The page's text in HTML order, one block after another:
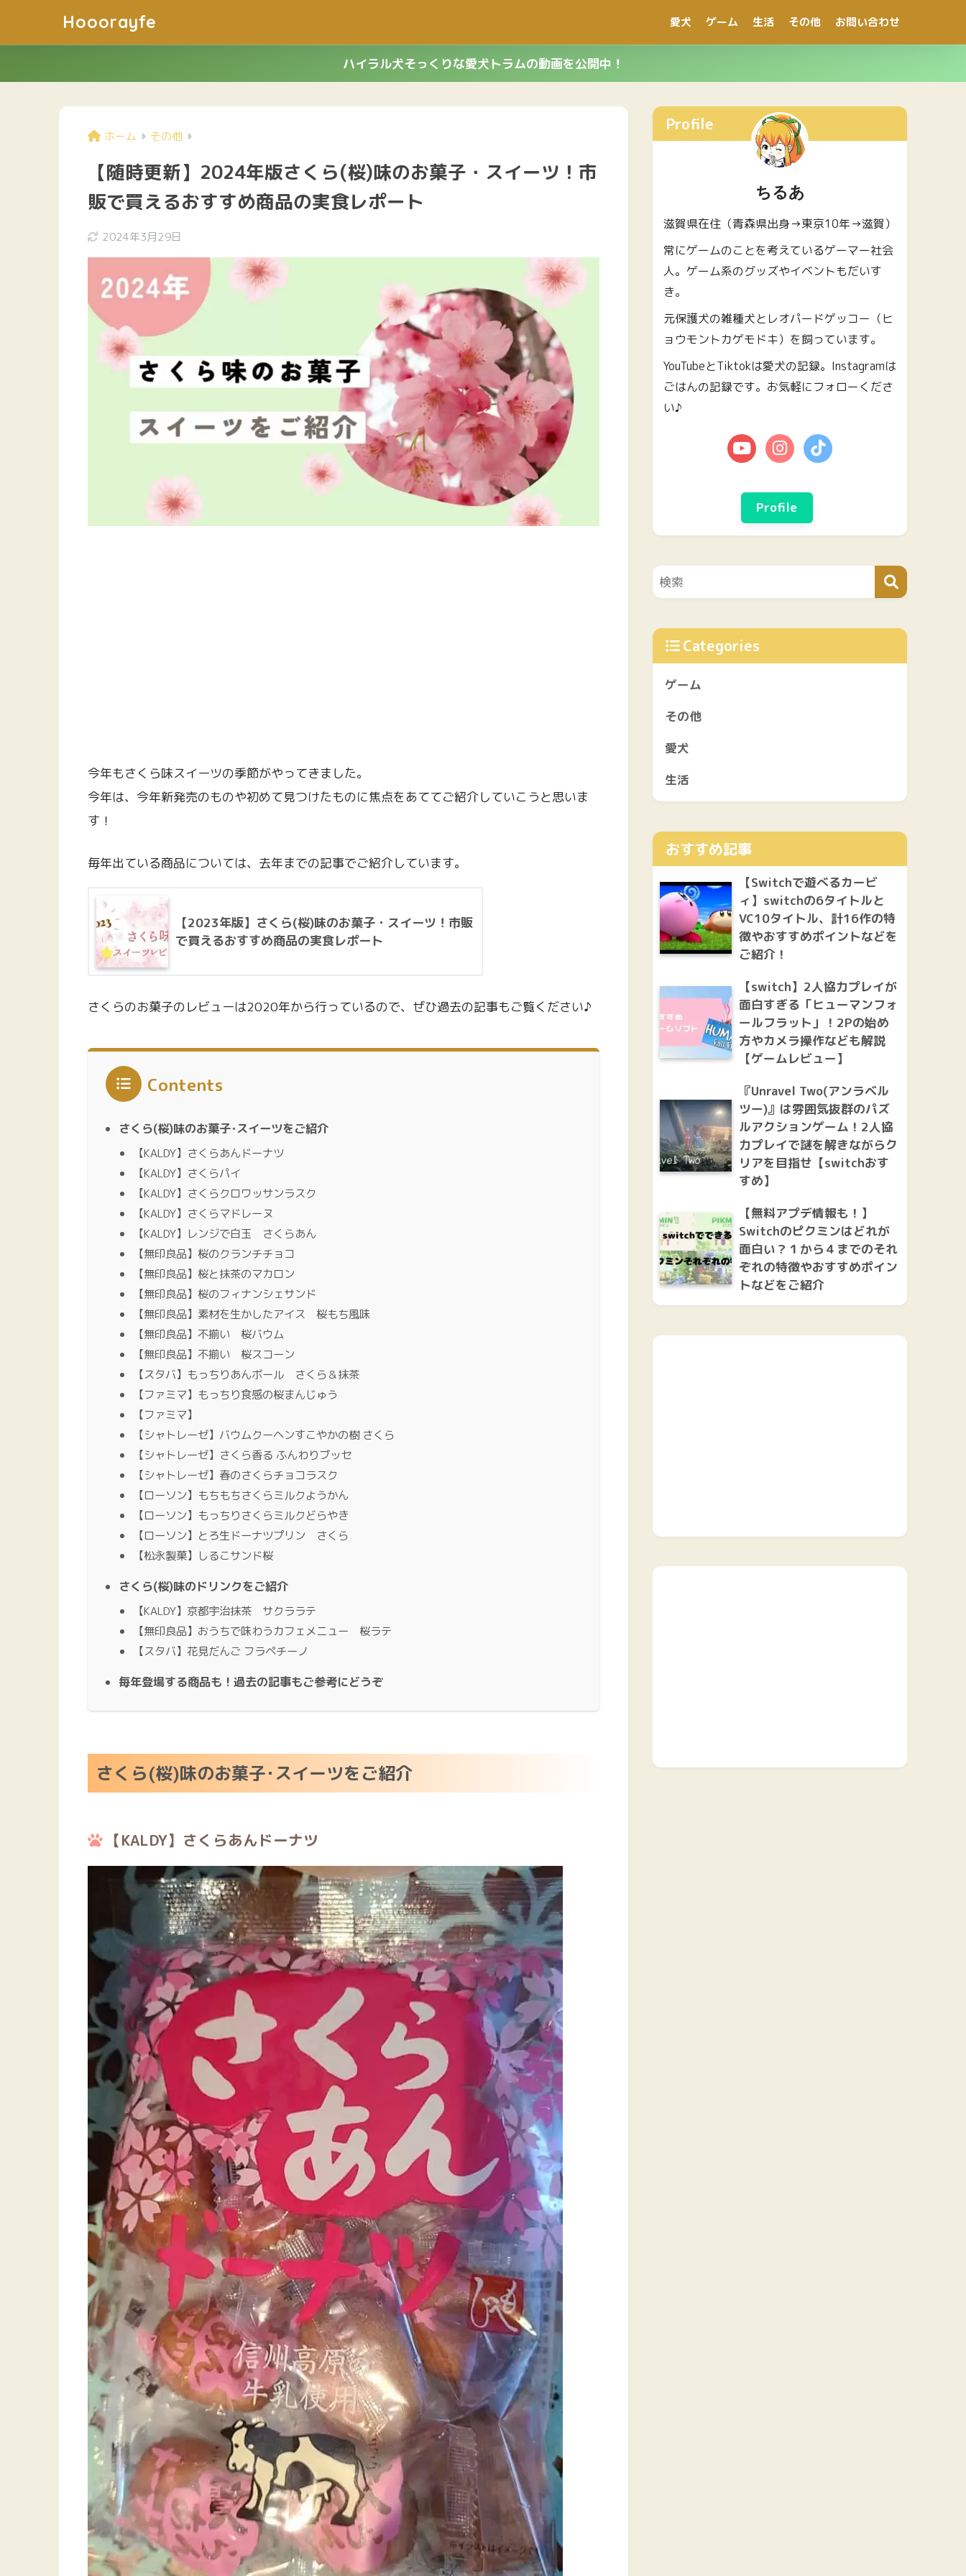
Hooorayfe 愛犬 ゲーム 生活 その他 お問い合わせ
ハイラル犬そっくりな愛犬トラムの動画を公開中！
ホーム その他
【随時更新】2024年版さくら(桜)味のお菓子・スイーツ！市
販で買えるおすすめ商品の実食レポート
2024年3月29日
今年もさくら味スイーツの季節がやってきました。
今年は、今年新発売のものや初めて見つけたものに焦点をあててご紹介していこうと思いま
す！
毎年出ている商品については、去年までの記事でご紹介しています。
【2023年版】さくら(桜)味のお菓子・スイーツ！市販
で買えるおすすめ商品の実食レポート
さくらのお菓子のレビューは2020年から行っているので、ぜひ過去の記事もご覧ください♪
Contents
さくら(桜)味のお菓子･スイーツをご紹介
【KALDY】さくらあんドーナツ
【KALDY】さくらパイ
【KALDY】さくらクロワッサンラスク
【KALDY】さくらマドレーヌ
【KALDY】レンジで白玉 さくらあん
【無印良品】桜のクランチチョコ
【無印良品】桜と抹茶のマカロン
【無印良品】桜のフィナンシェサンド
【無印良品】素材を生かしたアイス 桜もち風味
【無印良品】不揃い 桜バウム
【無印良品】不揃い 桜スコーン
【スタバ】もっちりあんボール さくら＆抹茶
【ファミマ】もっちり食感の桜まんじゅう
【ファミマ】
【シャトレーゼ】バウムクーヘンすこやかの樹 さくら
【シャトレーゼ】さくら香る ふんわりブッセ
【シャトレーゼ】春のさくらチョコラスク
【ローソン】もちもちさくらミルクようかん
【ローソン】もっちりさくらミルクどらやき
【ローソン】とろ生ドーナツプリン さくら
【松永製菓】しるこサンド桜
さくら(桜)味のドリンクをご紹介
【KALDY】京都宇治抹茶 サクララテ
【無印良品】おうちで味わうカフェメニュー 桜ラテ
【スタバ】花見だんご フラペチーノ
毎年登場する商品も！過去の記事もご参考にどうぞ
さくら(桜)味のお菓子･スイーツをご紹介
【KALDY】さくらあんドーナツ
Profile
ちるあ
滋賀県在住（青森県出身→東京10年→滋賀）
常にゲームのことを考えているゲーマー社会
人。ゲーム系のグッズやイベントもだいす
き。
元保護犬の雑種犬とレオパードゲッコー（ヒ
ョウモントカゲモドキ）を飼っています。
YouTubeとTiktokは愛犬の記録。Instagramは
ごはんの記録です。お気軽にフォローくださ
い♪
Profile
Categories
ゲーム
その他
愛犬
生活
おすすめ記事
【Switchで遊べるカービ
ィ】switchの6タイトルと
VC10タイトル、計16作の特
徴やおすすめポイントなどを
ご紹介！
【switch】2人協力プレイが
面白すぎる「ヒューマンフォ
ールフラット」！2Pの始め
方やカメラ操作なども解説
【ゲームレビュー】
『Unravel Two(アンラベル
ツー)』は雰囲気抜群のパズ
ルアクションゲーム！2人協
力プレイで謎を解きながらク
リアを目指せ【switchおす
すめ】
【無料アプデ情報も！】
Switchのピクミンはどれが
面白い？１から４までのそれ
ぞれの特徴やおすすめポイン
トなどをご紹介